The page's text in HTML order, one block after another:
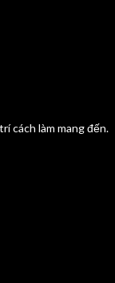
cách làm mang đến.